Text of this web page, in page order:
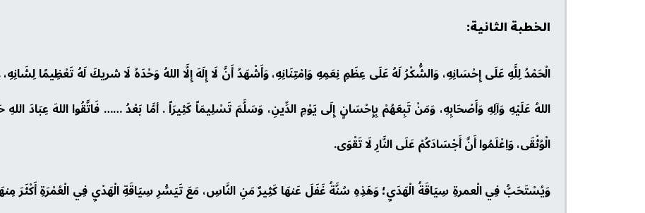
الخطبة الثانية:
الْحَمْدُ لِلَّهِ عَلَى إِحْسَانِهِ، وَالشُّكْرُ لَهُ عَلَى عِظَمِ نِعَمِهِ وَاِمْتِنَانِهِ، وَأَشْهَدُ أَنَّ لَا إِلَهَ إِلَّا اللهُ وَحْدَهُ لَا شريكَ لَهُ تَعْظِيمًا
اللهُ عَلَيْهِ وَآلِهِ وَأَصْحَابِهِ، وَمَنْ تَبِعَهُمْ بِإِحْسَانٍ إِلَى يَوْمِ الدِّينِ، وَسَلَّمَ تَسْلِيمَاً كَثِيرَاً . أمَّا بَعْدُ …… فَاتَّقُوا اللهَ عِبَادَ
الْوُثْقَى، وَاِعْلَمُوا أَنَّ أَجْسَادَكُمْ عَلَى النَّارِ لَا تَقْوَى.
وَيُسْتَحَبُّ فِي الْعمرةِ سِيَاقَةُ الْهَدَيِ؛ وَهَذِهِ سُنَّةُ غَفَلَ عَنهَا كَثِيرٌ مَنِ النَّاسِ، مَعَ تَيَسُّرِ سِيَاقَةِ الْهَدْيِ فِي الْعُمْرَةِ أَكْثَرَ